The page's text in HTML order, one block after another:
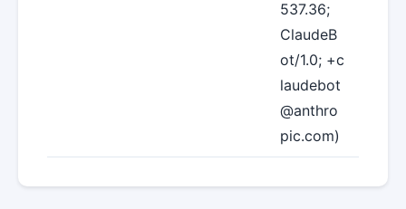
537.36;
ClaudeB
ot/1.0; +c
laudebot
@anthro
pic.com)